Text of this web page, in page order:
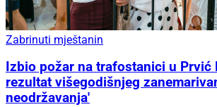
Zabrinuti mještanin
Izbio požar na trafostanici u Prvić
rezultat višegodišnjeg
neodržavanja'